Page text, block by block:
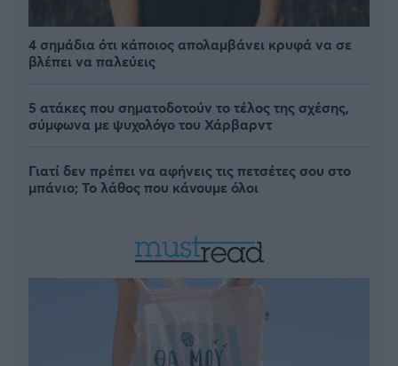
4 σημάδια ότι κάποιος απολαμβάνει κρυφά να σε
βλέπει να παλεύεις
5 ατάκες που σηματοδοτούν το τέλος της σχέσης,
σύμφωνα με ψυχολόγο του Χάρβαρντ
Γιατί δεν πρέπει να αφήνεις τις πετσέτες σου στο
μπάνιο; Το λάθος που κάνουμε όλοι